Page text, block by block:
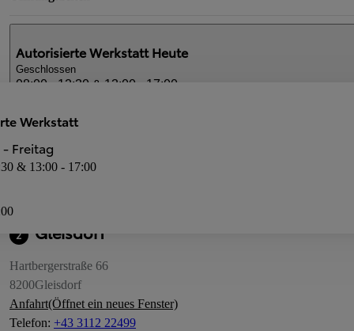
Autorisierte Werkstatt Heute
Geschlossen
08:00 - 12:30 & 13:00 - 17:00
Werkstatt
Freitag
& 13:00 - 17:00
Dienstleistungen
2 Gleisdorf
Hartbergerstraße 66
8200Gleisdorf
Anfahrt(Öffnet ein neues Fenster)
Telefon: +43 3112 22499